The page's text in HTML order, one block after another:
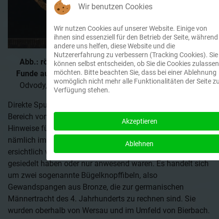
Abb.: römische und frühvölkerwanderungszeitliche
Funde aus dem Bereich westlich von Wersau(Foto: P.
Odvody, hessenArchäologie, Außenstelle Darmstadt)
Direkte Spuren einer Besiedlung dieser Zeit fanden sich im
Bereich von Brensbach bisher nicht. Dafür liegen einige
Hinweise für die Anwesenheit von Menschen in dieser Zeit,
nämlich im 4. Jahrhundert, vor, ohne dass daraus klar
ersichtlich wird, ob im Bereich der Fundstellen Menschen
gesiedelt haben oder nur anwesend waren. Es handelt sich
um zwei sogenannte Bügelknopffibeln, also
Gewandspangen aus Bronze, die zur germanischen
Männertracht des 4. Jahrhunderts zu rechnen sind. Sie
wurden oberhalb von Wersau und im Umfeld von Bierbach.
Wir benutzen Cookies
Wir nutzen Cookies auf unserer Website. Einige von
ihnen sind essenziell für den Betrieb der Seite, während
andere uns helfen, diese Website und die
Nutzererfahrung zu verbessern (Tracking Cookies). Sie
können selbst entscheiden, ob Sie die Cookies zulassen
möchten. Bitte beachten Sie, dass bei einer Ablehnung
womöglich nicht mehr alle Funktionalitäten der Seite
Verfügung stehen.
Akzeptieren
Ablehnen